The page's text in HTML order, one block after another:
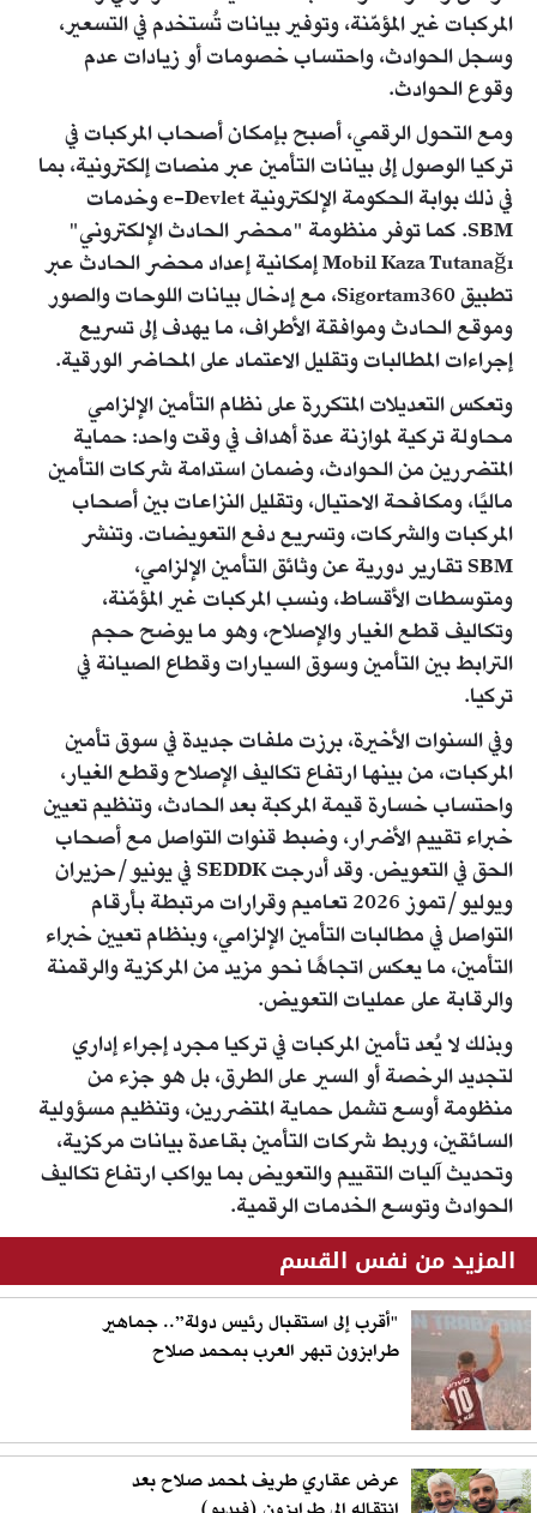
المركبات غير المؤمّنة، وتوفير بيانات تُستخدم في التسعير،
وسجل الحوادث، واحتساب خصومات أو زيادات عدم
وقوع الحوادث.
ومع التحول الرقمي، أصبح بإمكان أصحاب المركبات في
تركيا الوصول إلى بيانات التأمين عبر منصات إلكترونية، بما
في ذلك بوابة الحكومة الإلكترونية e-Devlet وخدمات
SBM. كما توفر منظومة "محضر الحادث الإلكتروني"
Mobil Kaza Tutanağı إمكانية إعداد محضر الحادث عبر
تطبيق Sigortam360، مع إدخال بيانات اللوحات والصور
وموقع الحادث وموافقة الأطراف، ما يهدف إلى تسريع
إجراءات المطالبات وتقليل الاعتماد على المحاضر الورقية.
وتعكس التعديلات المتكررة على نظام التأمين الإلزامي
محاولة تركية لموازنة عدة أهداف في وقت واحد: حماية
المتضررين من الحوادث، وضمان استدامة شركات التأمين
ماليًا، ومكافحة الاحتيال، وتقليل النزاعات بين أصحاب
المركبات والشركات، وتسريع دفع التعويضات. وتنشر
SBM تقارير دورية عن وثائق التأمين الإلزامي،
ومتوسطات الأقساط، ونسب المركبات غير المؤمّنة،
وتكاليف قطع الغيار والإصلاح، وهو ما يوضح حجم
الترابط بين التأمين وسوق السيارات وقطاع الصيانة في
تركيا.
وفي السنوات الأخيرة، برزت ملفات جديدة في سوق تأمين
المركبات، من بينها ارتفاع تكاليف الإصلاح وقطع الغيار،
واحتساب خسارة قيمة المركبة بعد الحادث، وتنظيم تعيين
خبراء تقييم الأضرار، وضبط قنوات التواصل مع أصحاب
الحق في التعويض. وقد أدرجت SEDDK في يونيو/حزيران
ويوليو/تموز 2026 تعاميم وقرارات مرتبطة بأرقام
التواصل في مطالبات التأمين الإلزامي، وبنظام تعيين خبراء
التأمين، ما يعكس اتجاهًا نحو مزيد من المركزية والرقمنة
والرقابة على عمليات التعويض.
وبذلك لا يُعد تأمين المركبات في تركيا مجرد إجراء إداري
لتجديد الرخصة أو السير على الطرق، بل هو جزء من
منظومة أوسع تشمل حماية المتضررين، وتنظيم مسؤولية
السائقين، وربط شركات التأمين بقاعدة بيانات مركزية،
وتحديث آليات التقييم والتعويض بما يواكب ارتفاع تكاليف
الحوادث وتوسع الخدمات الرقمية.
المزيد من نفس القسم
"أقرب إلى استقبال رئيس دولة”.. جماهير
طرابزون تبهر العرب بمحمد صلاح
عرض عقاري طريف لمحمد صلاح بعد